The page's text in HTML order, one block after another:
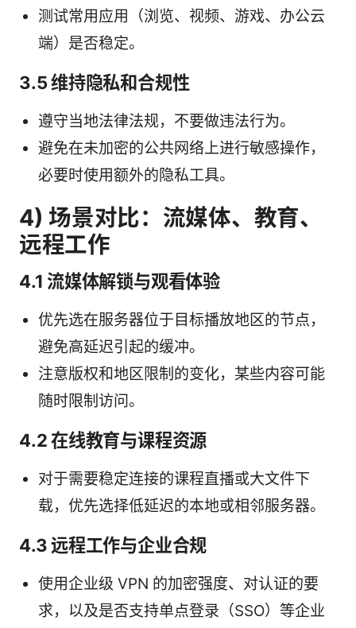
测试常用应用（浏览、视频、游戏、办公云
端）是否稳定。
3.5 维持隐私和合规性
遵守当地法律法规，不要做违法行为。
避免在未加密的公共网络上进行敏感操作，
必要时使用额外的隐私工具。
4) 场景对比：流媒体、教育、
远程工作
4.1 流媒体解锁与观看体验
优先选在服务器位于目标播放地区的节点，
避免高延迟引起的缓冲。
注意版权和地区限制的变化，某些内容可能
随时限制访问。
4.2 在线教育与课程资源
对于需要稳定连接的课程直播或大文件下
载，优先选择低延迟的本地或相邻服务器。
4.3 远程工作与企业合规
使用企业级 VPN 的加密强度、对认证的要
求，以及是否支持单点登录（SSO）等企业